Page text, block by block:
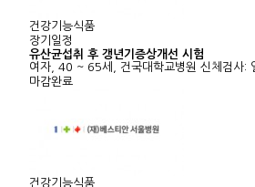
건강기능식품
장기일정
유산균섭취 후 갱년기증상개선 시험
여자, 40 ~ 65세, 건국대학교병원 신체검사:
마감완료
건강기능식품